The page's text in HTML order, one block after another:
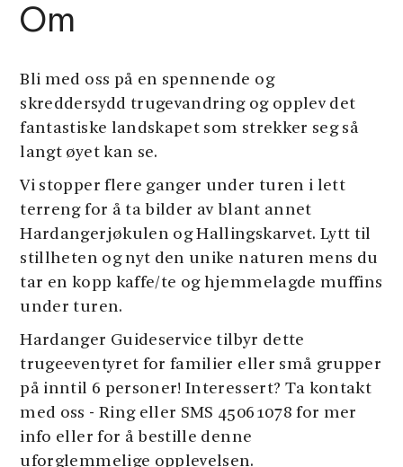
Om
Bli med oss ​​på en spennende og
skreddersydd trugevandring og opplev det
fantastiske landskapet som strekker seg så
langt øyet kan se.
Vi stopper flere ganger under turen i lett
terreng for å ta bilder av blant annet
Hardangerjøkulen og Hallingskarvet. Lytt til
stillheten og nyt den unike naturen mens du
tar en kopp kaffe/te og hjemmelagde muffins
under turen.
Hardanger Guideservice tilbyr dette
trugeeventyret for familier eller små grupper
på inntil 6 personer! Interessert? Ta kontakt
med oss ​​- Ring eller SMS 45061078 for mer
info eller for å bestille denne
uforglemmelige opplevelsen.